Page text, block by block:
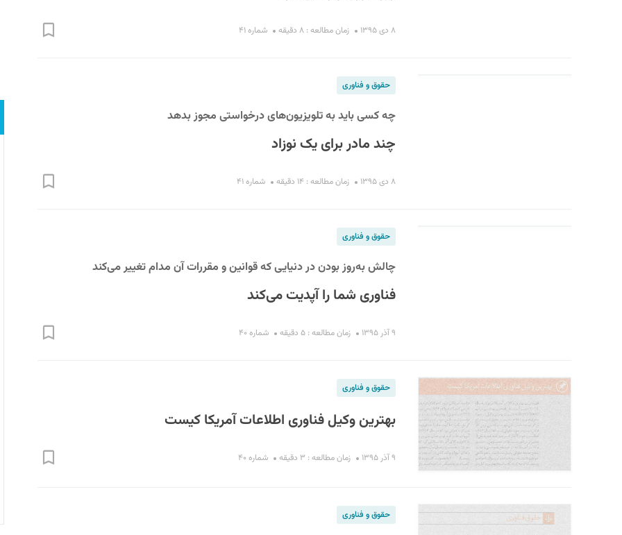
۸ دی ۱۳۹۵ زمان مطالعه : ۸ دقیقه شماره ۴۱
حقوق و فناوری
چه کسی باید به تلویزیون‌های درخواستی مجوز بدهد
چند مادر برای یک نوزاد
۸ دی ۱۳۹۵ زمان مطالعه : ۱۴ دقیقه شماره ۴۱
حقوق و فناوری
چالش به‌روز بودن در دنیایی که قوانین و مقررات آن مدام تغییر می‌کند
فناوری شما را آپدیت می‌کند
۹ آذر ۱۳۹۵ زمان مطالعه : ۵ دقیقه شماره ۴۰
حقوق و فناوری
بهترین وکیل فناوری اطلاعات آمریکا کیست
۹ آذر ۱۳۹۵ زمان مطالعه : ۳ دقیقه شماره ۴۰
حقوق و فناوری